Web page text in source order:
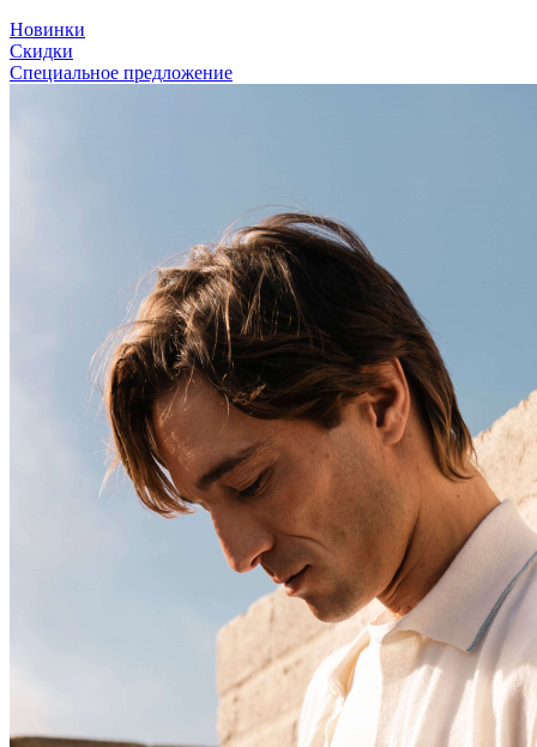
Новинки
Скидки
Специальное предложение